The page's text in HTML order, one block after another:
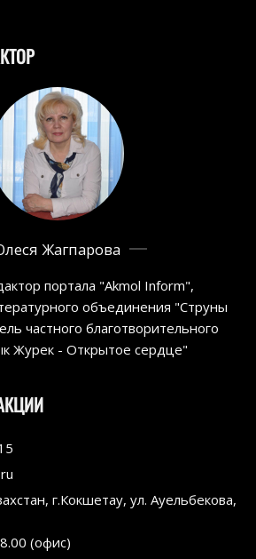
Жагпарова
портала "Akmol Inform",
объединения "Струны
частного благотворительного
Журек - Открытое сердце"
г.Кокшетау, ул. Ауельбекова,
(офис)